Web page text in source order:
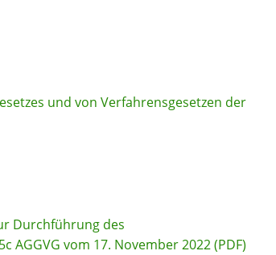
und von Verfahrensgesetzen der
Durchführung des
AGGVG vom 17. November 2022 (PDF)